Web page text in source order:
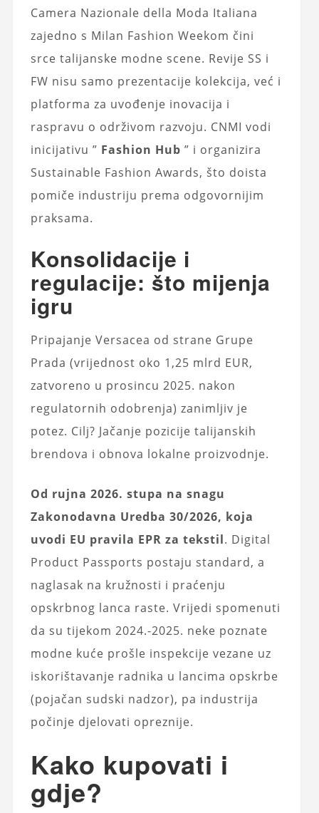
Camera Nazionale della Moda Italiana
zajedno s Milan Fashion Weekom čini
srce talijanske modne scene. Revije SS i
FW nisu samo prezentacije kolekcija, već i
platforma za uvođenje inovacija i
raspravu o održivom razvoju. CNMI vodi
inicijativu ” Fashion Hub ” i organizira
Sustainable Fashion Awards, što doista
pomiče industriju prema odgovornijim
praksama.
Konsolidacije i
regulacije: što mijenja
igru
Pripajanje Versacea od strane Grupe
Prada (vrijednost oko 1,25 mlrd EUR,
zatvoreno u prosincu 2025. nakon
regulatornih odobrenja) zanimljiv je
potez. Cilj? Jačanje pozicije talijanskih
brendova i obnova lokalne proizvodnje.
Od rujna 2026. stupa na snagu
Zakonodavna Uredba 30/2026, koja
uvodi EU pravila EPR za tekstil. Digital
Product Passports postaju standard, a
naglasak na kružnosti i praćenju
opskrbnog lanca raste. Vrijedi spomenuti
da su tijekom 2024.-2025. neke poznate
modne kuće prošle inspekcije vezane uz
iskorištavanje radnika u lancima opskrbe
(pojačan sudski nadzor), pa industrija
počinje djelovati opreznije.
Kako kupovati i
gdje?